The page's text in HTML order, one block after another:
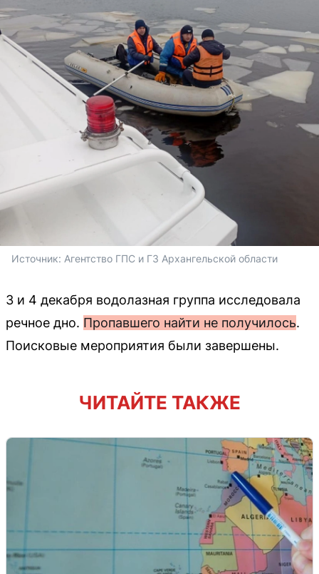
Источник: Агентство ГПС и ГЗ Архангельской области
3 и 4 декабря водолазная группа исследовала
речное дно. Пропавшего найти не получилось.
Поисковые мероприятия были завершены.
ЧИТАЙТЕ ТАКЖЕ